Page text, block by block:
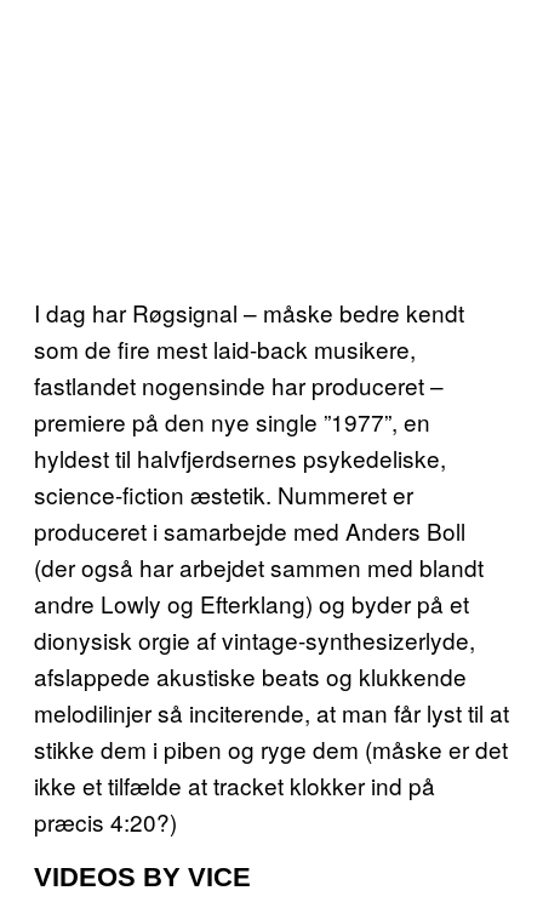
I dag har Røgsignal – måske bedre kendt
som de fire mest laid-back musikere,
fastlandet nogensinde har produceret –
premiere på den nye single ”1977”, en
hyldest til halvfjerdsernes psykedeliske,
science-fiction æstetik. Nummeret er
produceret i samarbejde med Anders Boll
(der også har arbejdet sammen med blandt
andre Lowly og Efterklang) og byder på et
dionysisk orgie af vintage-synthesizerlyde,
afslappede akustiske beats og klukkende
melodilinjer så inciterende, at man får lyst til at
stikke dem i piben og ryge dem (måske er det
ikke et tilfælde at tracket klokker ind på
præcis 4:20?)
VIDEOS BY VICE